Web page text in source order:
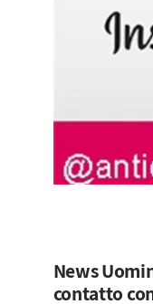
News
contatto